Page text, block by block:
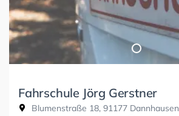
Fahrschule Jörg Gerstner
Blumenstraße 18, 91177 Dannhausen